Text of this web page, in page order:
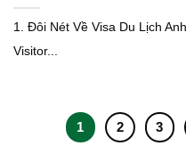
1. Đôi Nét Về Visa Du Lịch
Visitor...
1 2 3